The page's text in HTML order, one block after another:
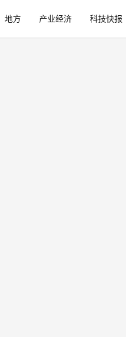
地方 产业经济 科技快报